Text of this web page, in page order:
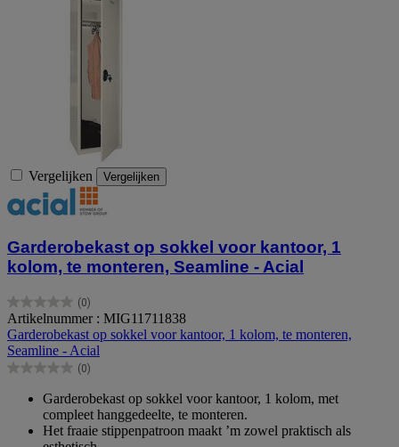
Vergelijken Vergelijken
Garderobekast op sokkel voor kantoor, 1
kolom, te monteren, Seamline - Acial
(0)
0.0
van
de
5
sterren.
Artikelnummer : MIG11711838
Garderobekast op sokkel voor kantoor, 1 kolom, te monteren,
Seamline - Acial
(0)
0.0
sterren.
Garderobekast op sokkel voor kantoor, 1 kolom, met
compleet hanggedeelte, te monteren.
Het fraaie stippenpatroon maakt ’m zowel praktisch als